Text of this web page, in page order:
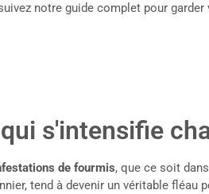
notre guide complet pour
s'intensifie
de fourmis, que ce soit
tend à devenir un véritable fléau